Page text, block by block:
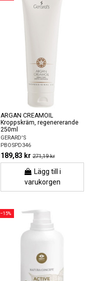
ARGAN CREAMOIL
Kroppskräm, regenererande
250ml
GERARD'S
PBOSPD346
189,83 kr 271,19 kr
Lägg till i
varukorgen
−15%